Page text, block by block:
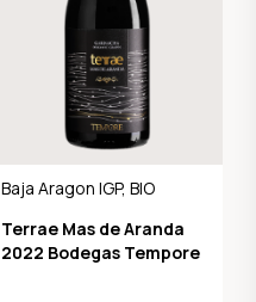
Baja Aragon IGP, BIO
Terrae Mas de Aranda
2022 Bodegas Tempore